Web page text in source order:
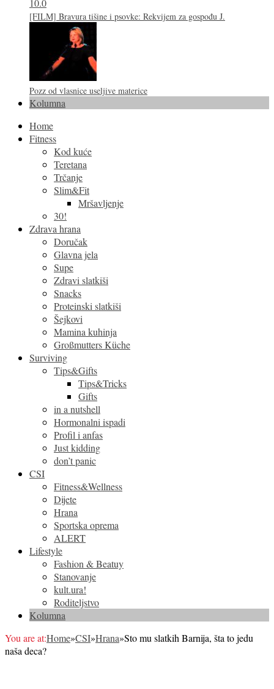
10.0
[FILM] Bravura tišine i psovke: Rekvijem za gospođu J.
Pozz od vlasnice useljive materice
Kolumna
Home
Fitness
Kod kuće
Teretana
Trčanje
Slim&Fit
Mršavljenje
30!
Zdrava hrana
Doručak
Glavna jela
Supe
Zdravi slatkiši
Snacks
Proteinski slatkiši
Šejkovi
Mamina kuhinja
Großmutters Küche
Surviving
Tips&Gifts
Tips&Tricks
Gifts
in a nutshell
Hormonalni ispadi
Profil i anfas
Just kidding
don’t panic
CSI
Fitness&Wellness
Dijete
Hrana
Sportska oprema
ALERT
Lifestyle
Fashion & Beatuy
Stanovanje
kult.ura!
Roditeljstvo
Kolumna
You are at:Home»CSI»Hrana»Sto mu slatkih Barnija, šta to jedu
naša deca?